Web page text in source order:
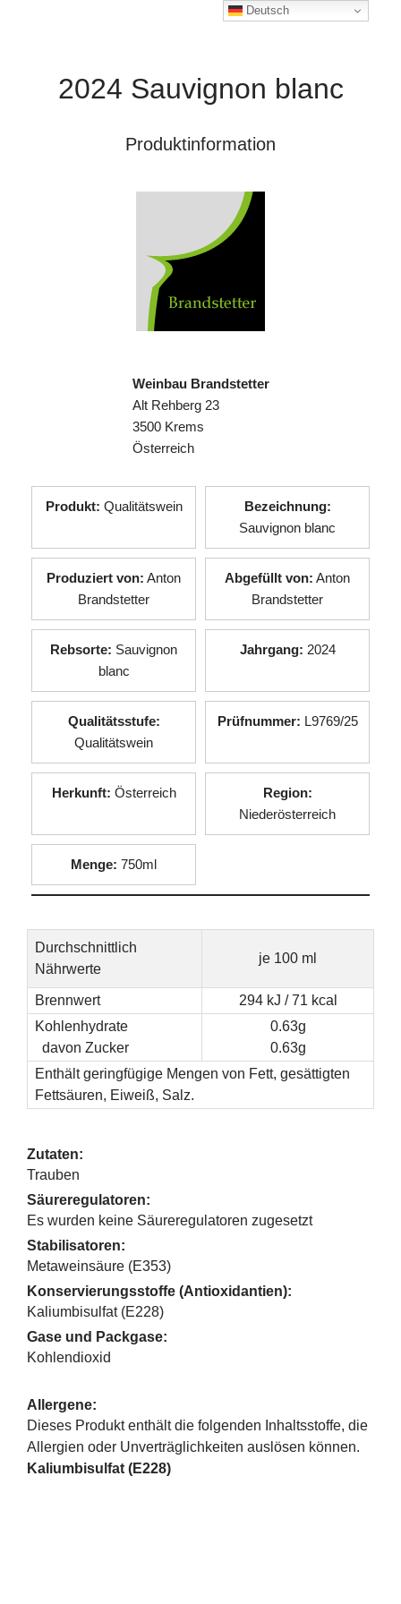
2024 Sauvignon blanc
Produktinformation
Weinbau Brandstetter
Alt Rehberg 23
3500 Krems
Österreich
Produkt: Qualitätswein
Bezeichnung:
Sauvignon blanc
Produziert von: Anton
Brandstetter
Abgefüllt von: Anton
Brandstetter
Rebsorte: Sauvignon
blanc
Jahrgang: 2024
Qualitätsstufe:
Qualitätswein
Prüfnummer: L9769/25
Herkunft: Österreich
Region:
Niederösterreich
Menge: 750ml
Durchschnittlich
Nährwerte
je 100 ml
Brennwert
294 kJ / 71 kcal
Kohlenhydrate
davon Zucker
0.63g
0.63g
Enthält geringfügige Mengen von Fett, gesättigten
Fettsäuren, Eiweiß, Salz.
Zutaten:
Trauben
Säureregulatoren:
Es wurden keine Säureregulatoren zugesetzt
Stabilisatoren:
Metaweinsäure (E353)
Konservierungsstoffe (Antioxidantien):
Kaliumbisulfat (E228)
Gase und Packgase:
Kohlendioxid
Allergene:
Dieses Produkt enthält die folgenden Inhaltsstoffe, die
Allergien oder Unverträglichkeiten auslösen können.
Kaliumbisulfat (E228)
Deutsch